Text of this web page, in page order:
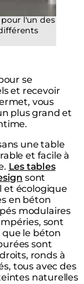
pour
l'un des
se
et recevoir
vous
plus grand et
une table
et facile à
Les tables
sont
et écologique
en béton
modulaires
sont
que le béton
sont
ronds à
tous avec des
naturelles